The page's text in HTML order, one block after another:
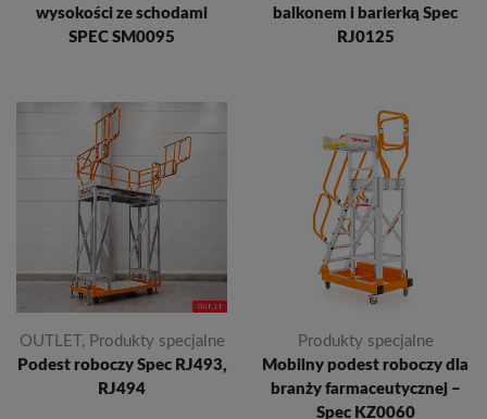
wysokości ze schodami
SPEC SM0095
balkonem i barierką Spec
RJ0125
OUTLET , Produkty specjalne
Podest roboczy Spec RJ493,
RJ494
Produkty specjalne
Mobilny podest roboczy dla
branży farmaceutycznej –
Spec KZ0060